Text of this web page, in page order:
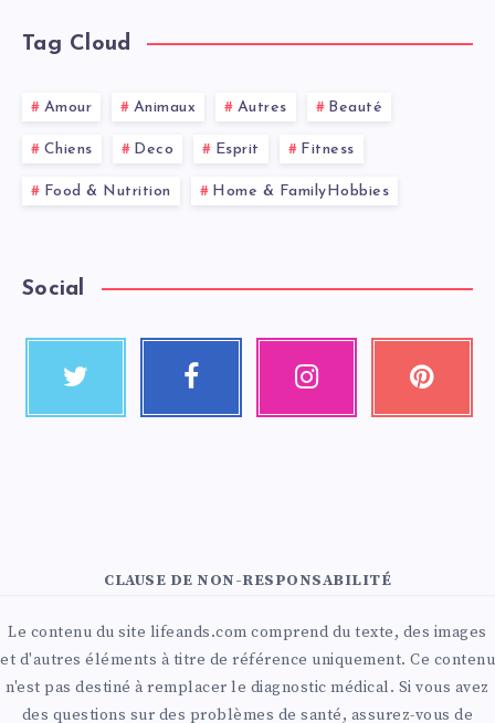
Tag Cloud
Amour Animaux Autres Beauté
Chiens Deco Esprit Fitness
Food & Nutrition Home & FamilyHobbies
Social
CLAUSE DE NON-RESPONSABILITÉ
Le contenu du site lifeands.com comprend du texte, des images
et d'autres éléments à titre de référence uniquement. Ce contenu
n'est pas destiné à remplacer le diagnostic médical. Si vous avez
des questions sur des problèmes de santé, assurez-vous de